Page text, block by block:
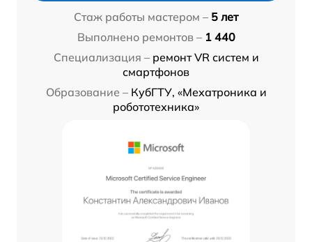
Стаж работы мастером – 5 лет
Выполнено ремонтов – 1 440
Специализация – ремонт VR систем и
смартфонов
Образование – КубГТУ, «Мехатроника и
робототехника»